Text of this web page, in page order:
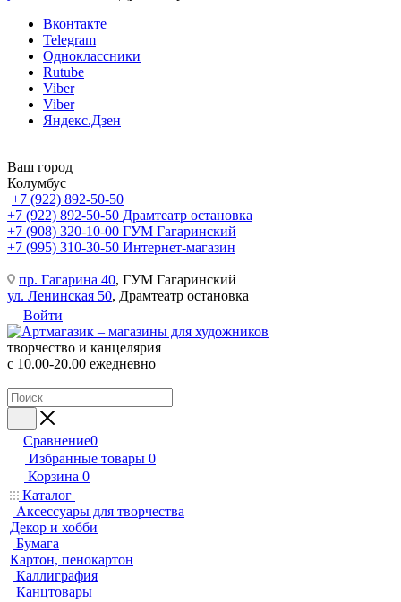
Вконтакте
Telegram
Одноклассники
Rutube
Viber
Viber
Яндекс.Дзен
Ваш город
Колумбус
+7 (922) 892-50-50
+7 (922) 892-50-50 Драмтеатр остановка
+7 (908) 320-10-00 ГУМ Гагаринский
+7 (995) 310-30-50 Интернет-магазин
пр. Гагарина 40, ГУМ Гагаринский
ул. Ленинская 50, Драмтеатр остановка
Войти
творчество и канцелярия
с 10.00-20.00 ежедневно
Сравнение0
Избранные товары 0
Корзина 0
Каталог
Аксессуары для творчества
Декор и хобби
Бумага
Картон, пенокартон
Каллиграфия
Канцтовары